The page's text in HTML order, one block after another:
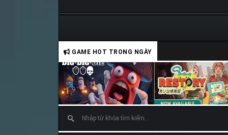
GAME HOT TRONG NGÀY